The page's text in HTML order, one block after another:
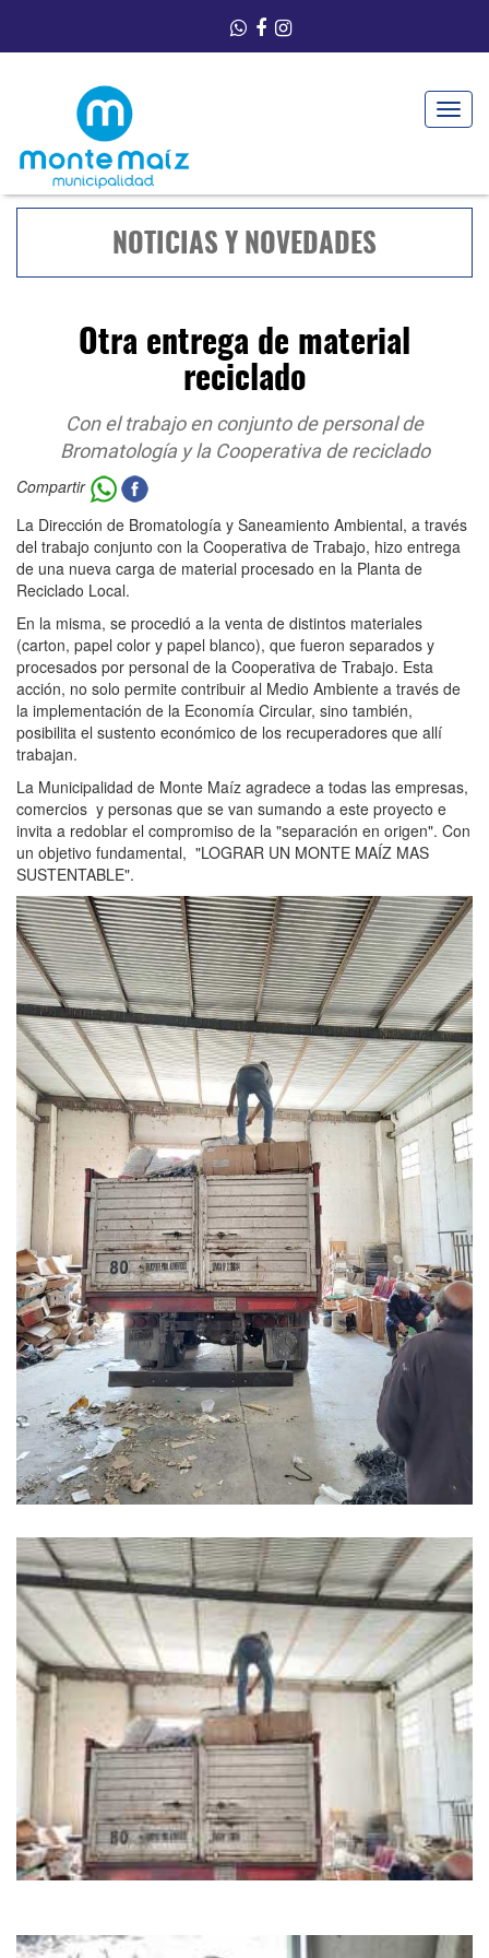
Toggle
NOTICIAS Y NOVEDADES
Otra entrega de material
reciclado
Con el trabajo en conjunto de personal de
Bromatología y la Cooperativa de reciclado
Compartir
La Dirección de Bromatología y Saneamiento Ambiental, a través
del trabajo conjunto con la Cooperativa de Trabajo, hizo entrega
de una nueva carga de material procesado en la Planta de
Reciclado Local.
En la misma, se procedió a la venta de distintos materiales
(carton, papel color y papel blanco), que fueron separados y
procesados por personal de la Cooperativa de Trabajo. Esta
acción, no solo permite contribuir al Medio Ambiente a través de
la implementación de la Economía Circular, sino también,
posibilita el sustento económico de los recuperadores que allí
trabajan.
La Municipalidad de Monte Maíz agradece a todas las empresas,
comercios y personas que se van sumando a este proyecto e
invita a redoblar el compromiso de la "separación en origen". Con
un objetivo fundamental, "LOGRAR UN MONTE MAÍZ MAS
SUSTENTABLE".